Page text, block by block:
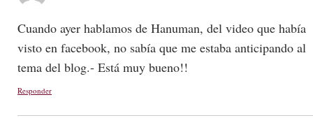
Cuando ayer hablamos de Hanuman, del video que había
visto en facebook, no sabía que me estaba anticipando al
tema del blog.- Está muy bueno!!
Responder